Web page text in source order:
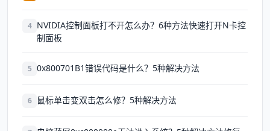
4 NVIDIA控制面板打不开怎么办？6种方法快速打开N卡控
制面板
5 0x800701B1错误代码是什么？5种解决方法
6 鼠标单击变双击怎么修？5种解决方法